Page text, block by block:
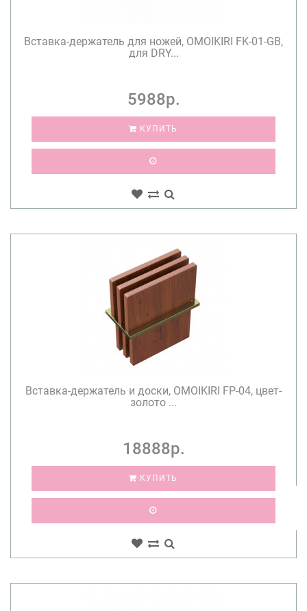
Вставка-держатель для ножей, OMOIKIRI FK-01-GB,
для DRY...
5988р.
КУПИТЬ
Вставка-держатель и доски, OMOIKIRI FP-04, цвет-
золото ...
18888р.
КУПИТЬ